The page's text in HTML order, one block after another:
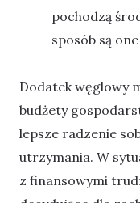
pochodzą
sposób są
Dodatek węglowy
budżety
lepsze radzenie
utrzymania. W
z finansowymi